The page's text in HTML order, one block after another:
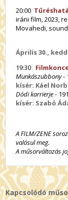
20:00
iráni film, 2023,
Movahedi,
Április 30.,
19:30
Munkászubbony-
kísér: Káel
Dódi karrierje -
kísér: Szabó
A FILM/ZENE
valósul meg.
A műsorváltozás
Kapcsolódó